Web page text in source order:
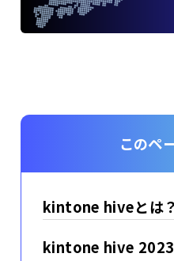
このペ
kintone hiveとは？
kintone hive 2023